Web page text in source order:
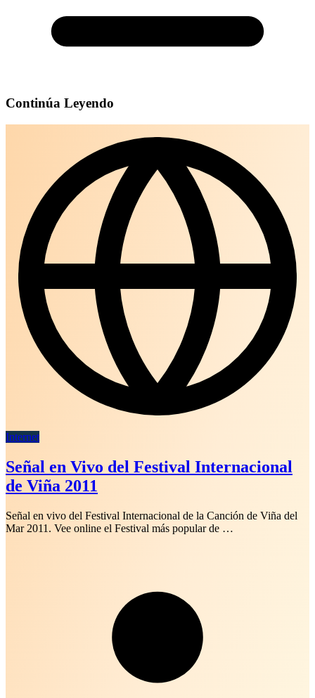
Continúa Leyendo
Internet
Señal en Vivo del Festival Internacional
de Viña 2011
Señal en vivo del Festival Internacional de la Canción de Viña del
Mar 2011. Vee online el Festival más popular de …